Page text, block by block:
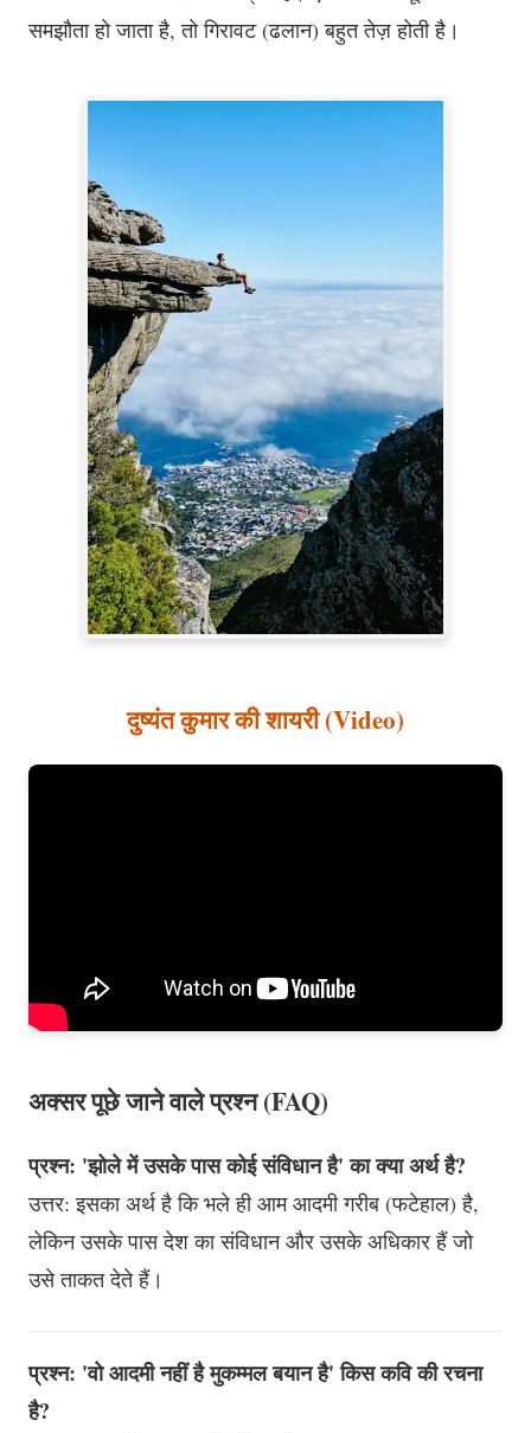
समझौता हो जाता है, तो गिरावट (ढलान) बहुत तेज़ होती है।
दुष्यंत कुमार की शायरी (Video)
अक्सर पूछे जाने वाले प्रश्न (FAQ)
प्रश्न: 'झोले में उसके पास कोई संविधान है' का क्या अर्थ है?
उत्तर: इसका अर्थ है कि भले ही आम आदमी गरीब (फटेहाल) है,
लेकिन उसके पास देश का संविधान और उसके अधिकार हैं जो
उसे ताकत देते हैं।
प्रश्न: 'वो आदमी नहीं है मुकम्मल बयान है' किस कवि की रचना
है?